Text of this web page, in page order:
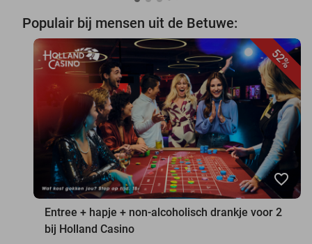
Populair bij mensen uit de Betuwe:
52%
favorite_border
Entree + hapje + non-alcoholisch drankje voor 2
bij Holland Casino